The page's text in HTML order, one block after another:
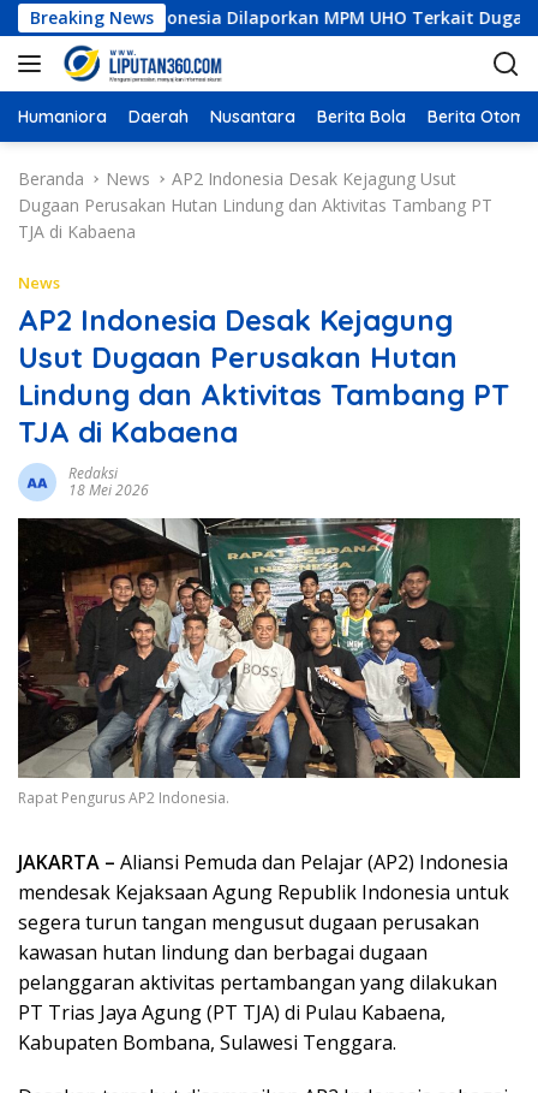
a
g
u
Breaking News
Indonesia Dilaporkan MPM UHO Terkait Dugaan
Humaniora Daerah Nusantara Berita Bola Berita
Beranda News
AP2 Indonesia Desak Kejagung Usut
Dugaan Perusakan Hutan Lindung dan Aktivitas Tambang PT
TJA di Kabaena
News
AP2 Indonesia Desak Kejagung
Usut Dugaan Perusakan Hutan
Lindung dan Aktivitas Tambang PT
TJA di Kabaena
Redaksi
18 Mei 2026
Rapat Pengurus AP2 Indonesia.
JAKARTA – Aliansi Pemuda dan Pelajar (AP2) Indonesia
mendesak Kejaksaan Agung Republik Indonesia untuk
segera turun tangan mengusut dugaan perusakan
kawasan hutan lindung dan berbagai dugaan
pelanggaran aktivitas pertambangan yang dilakukan
PT Trias Jaya Agung (PT TJA) di Pulau Kabaena,
Kabupaten Bombana, Sulawesi Tenggara.